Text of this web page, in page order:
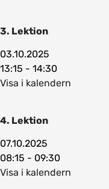
3. Lektion
03.10.2025
13:15 - 14:30
Visa i kalendern
4. Lektion
07.10.2025
08:15 - 09:30
Visa i kalendern